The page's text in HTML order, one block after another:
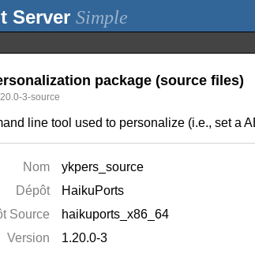
Simple
package (source files)
3-source
line tool used to personalize (i.e., set a
Nom
ykpers_source
Dépôt
HaikuPorts
Source
haikuports_x86_64
Version
1.20.0-3